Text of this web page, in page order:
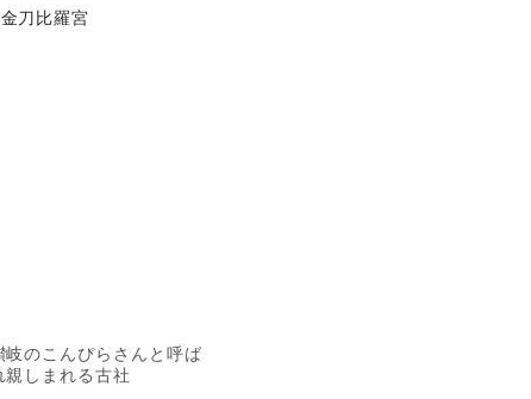
金刀比羅宮
岐のこんぴらさんと呼ば
親しまれる古社